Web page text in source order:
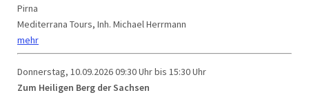
Pirna
Mediterrana Tours, Inh. Michael Herrmann
mehr
Donnerstag, 10.09.202609:30 Uhr bis 15:30 Uhr
Zum Heiligen Berg der Sachsen